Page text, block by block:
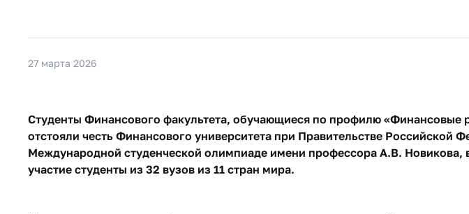
27 марта 2026
Студенты Финансового факультета, обучающиеся по профилю «Финансовые
отстояли честь Финансового университета при Правительстве Российской
Международной студенческой олимпиаде имени профессора А.В. Новикова,
участие студенты из 32 вузов из 11 стран мира.